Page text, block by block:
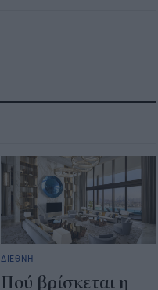
ΔΙΕΘΝΗ
Πού βρίσκεται η